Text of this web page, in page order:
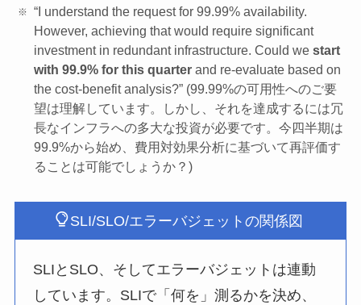
“I understand the request for 99.99% availability.
However, achieving that would require significant
investment in redundant infrastructure. Could westart
with 99.9% for this quarter and re-evaluate based on
the cost-benefit analysis?” (99.99%の可用性へのご要
望は理解しています。しかし、それを達成するには冗
長なインフラへの多大な投資が必要です。今四半期は
99.9%から始め、費用対効果分析に基づいて再評価す
ることは可能でしょうか？)
SLI/SLO/エラーバジェットの関係図
SLIとSLO、そしてエラーバジェットは連動
しています。SLIで「何を」測るかを決め、